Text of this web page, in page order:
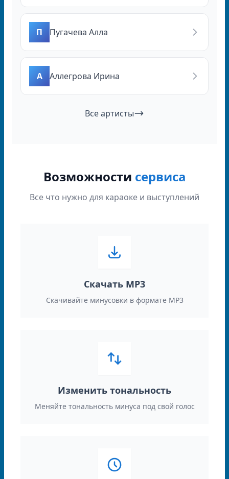
П Пугачева Алла
А Аллегрова Ирина
Все артисты
Возможности сервиса
Все что нужно для караоке и выступлений
Скачать MP3
Скачивайте минусовки в формате MP3
Изменить тональность
Меняйте тональность минуса под свой голос